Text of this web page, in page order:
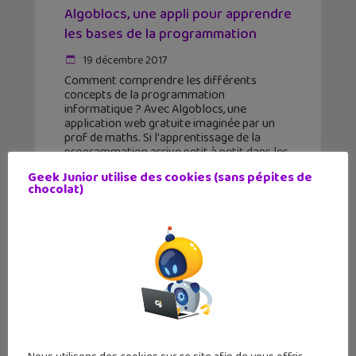
Algoblocs, une appli pour apprendre
les bases de la programmation
19 décembre 2017
Comment comprendre les différents
concepts de la programmation
informatique ? Avec Algoblocs, une
application web gratuite imaginée par un
prof de maths. Si l'apprentissage de la
programmation arrive petit à petit dans les
salles de classe,
Geek Junior utilise des cookies (sans pépites de
chocolat)